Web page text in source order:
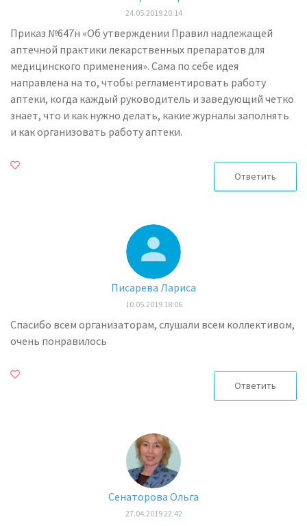
24.05.2019 20:14
Приказ №647н «Об утверждении Правил надлежащей
аптечной практики лекарственных препаратов для
медицинского применения». Сама по себе идея
направлена на то, чтобы регламентировать работу
аптеки, когда каждый руководитель и заведующий четко
знает, что и как нужно делать, какие журналы заполнять
и как организовать работу аптеки.
Ответить
Писарева Лариса
10.05.2019 18:06
Спасибо всем организаторам, слушали всем коллективом,
очень понравилось
Ответить
Сенаторова Ольга
27.04.2019 22:42